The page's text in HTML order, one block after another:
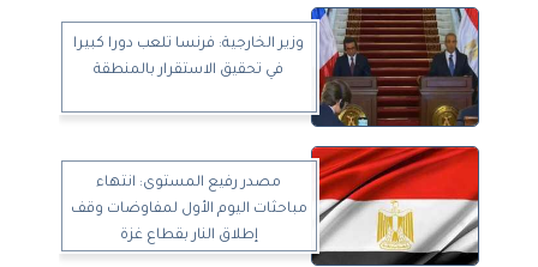
وزير الخارجية: فرنسا تلعب دورا كبيرا
في تحقيق الاستقرار بالمنطقة
مصدر رفيع المستوى: انتهاء
مباحثات اليوم الأول لمفاوضات وقف
إطلاق النار بقطاع غزة